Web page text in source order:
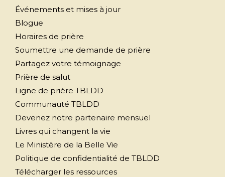
Événements et mises à jour
Blogue
Horaires de prière
Soumettre une demande de prière
Partagez votre témoignage
Prière de salut
Ligne de prière TBLDD
Communauté TBLDD
Devenez notre partenaire mensuel
Livres qui changent la vie
Le Ministère de la Belle Vie
Politique de confidentialité de TBLDD
Télécharger les ressources